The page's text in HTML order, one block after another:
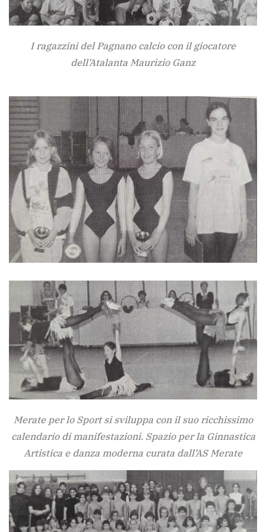
I ragazzini del Pagnano calcio con il giocatore
dell’Atalanta Maurizio Ganz
Merate per lo Sport si sviluppa con il suo ricchissimo
calendario di manifestazioni. Spazio per la Ginnastica
Artistica e danza moderna curata dall’AS Merate